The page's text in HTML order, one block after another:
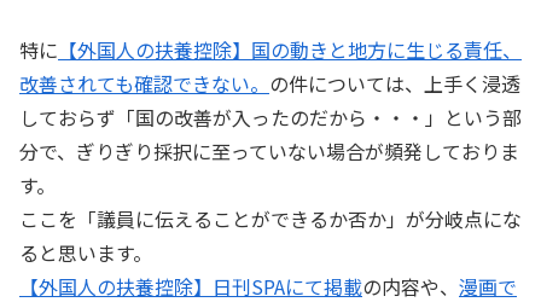
特に 【外国人の扶養控除】国の動きと地方に生じる責任、
改善されても確認できない。 の件については、上手く浸透
しておらず「国の改善が入ったのだから・・・」という部
分で、ぎりぎり採択に至っていない場合が頻発しておりま
す。
ここを「議員に伝えることができるか否か」が分岐点にな
ると思います。
【外国人の扶養控除】日刊SPAにて掲載の内容や、 漫画で